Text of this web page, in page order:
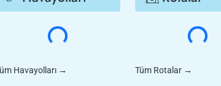
Havayolları → Tüm Rotalar →